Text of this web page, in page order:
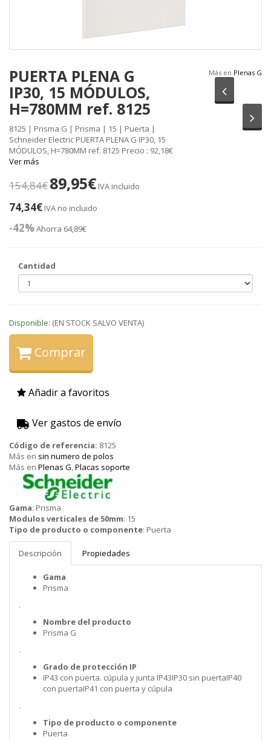
Más en Plenas G
Anterior
PUERTA PLENA G
IP30, 15 MÓDULOS,
H=780MM ref. 8125
8125 | Prisma G | Prisma | 15 | Puerta |
Schneider Electric PUERTA PLENA G IP30, 15
MÓDULOS, H=780MM ref. 8125 Precio : 92,18€
Ver más
154,84€89,95€ IVA incluido
74,34€ IVA no incluido
-42%Ahorra 64,89€
Cantidad
Disponible: (EN STOCK SALVO VENTA)
Comprar
Añadir a favoritos
Ver gastos de envío
Código de referencia: 8125
Más en sin numero de polos
Más en Plenas G,Placas soporte
Schneider
Gama: Prisma
Modulos verticales de 50mm: 15
Tipo de producto o componente: Puerta
Descripción Propiedades
Gama
Prisma
.
Nombre del producto
Prisma G
.
Grado de protección IP
IP43 con puerta. cúpula y junta IP43IP30 sin puertaIP40
con puertaIP41 con puerta y cúpula
.
Tipo de producto o componente
Puerta